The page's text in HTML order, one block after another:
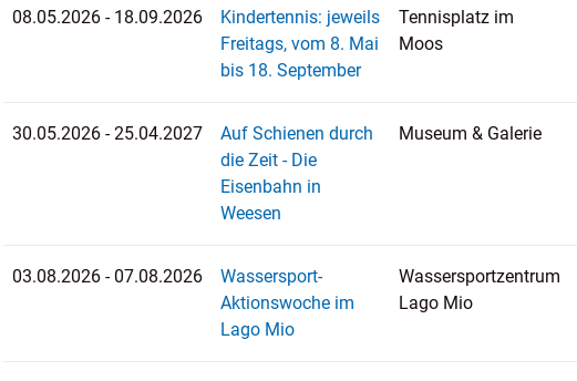
08.05.2026 - 18.09.2026
Kindertennis: jeweils
Freitags, vom 8. Mai
bis 18. September
Tennisplatz im
Moos
30.05.2026 - 25.04.2027
Auf Schienen durch
die Zeit - Die
Eisenbahn in
Weesen
Museum & Galerie
03.08.2026 - 07.08.2026
Wassersport-
Aktionswoche im
Lago Mio
Wassersportzentrum
Lago Mio